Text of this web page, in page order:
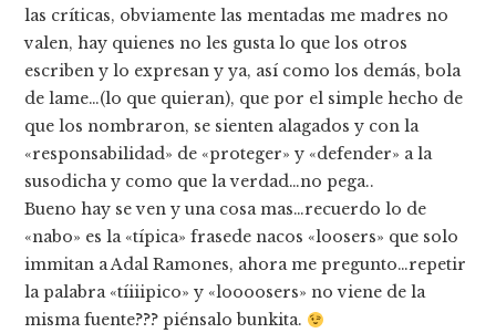
las crí­ticas, obviamente las mentadas me madres no
valen, hay quienes no les gusta lo que los otros
escriben y lo expresan y ya, así­ como los demás, bola
de lame…(lo que quieran), que por el simple hecho de
que los nombraron, se sienten alagados y con la
«responsabilidad» de «proteger» y «defender» a la
susodicha y como que la verdad…no pega..
Bueno hay se ven y una cosa mas…recuerdo lo de
«nabo» es la «tí­pica» frasede nacos «loosers» que solo
immitan a Adal Ramones, ahora me pregunto…repetir
la palabra «tí­iiipico» y «loooosers» no viene de la
misma fuente??? piénsalo bunkita.